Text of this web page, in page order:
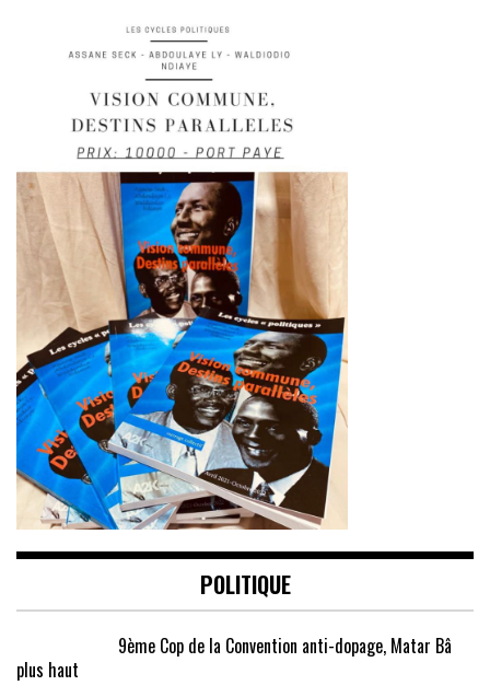
POLITIQUE
9ème Cop de la Convention anti-dopage, Matar Bâ
plus haut